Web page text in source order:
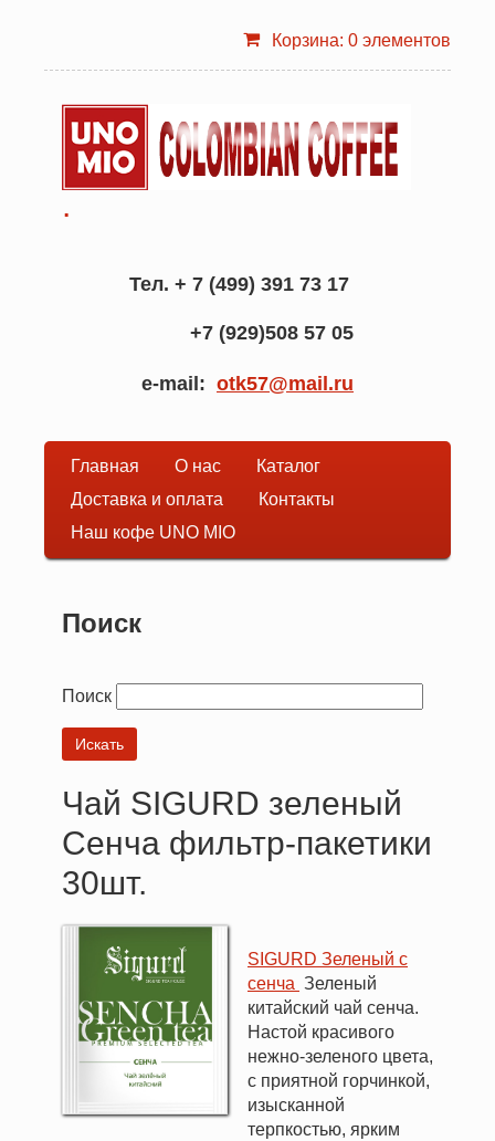
Корзина: 0 элементов
.
Тел. + 7 (499) 391 73 17
+7 (929)508 57 05
e-mail: otk57@mail.ru
Основная
навигация
Главная О нас
Каталог
Доставка и оплата
Контакты
Наш кофе UNO MIO
Поиск
Поиск
Чай SIGURD зеленый
Сенча фильтр-пакетики
30шт.
SIGURD Зеленый с
сенча Зеленый
китайский чай сенча.
Настой красивого
нежно-зеленого цвета,
с приятной горчинкой,
изысканной
терпкостью, ярким